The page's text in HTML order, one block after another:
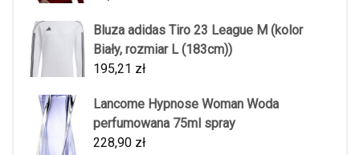
Bluza adidas Tiro 23 League M (kolor
Biały, rozmiar L (183cm))
195,21 zł
Lancome Hypnose Woman Woda
perfumowana 75ml spray
228,90 zł